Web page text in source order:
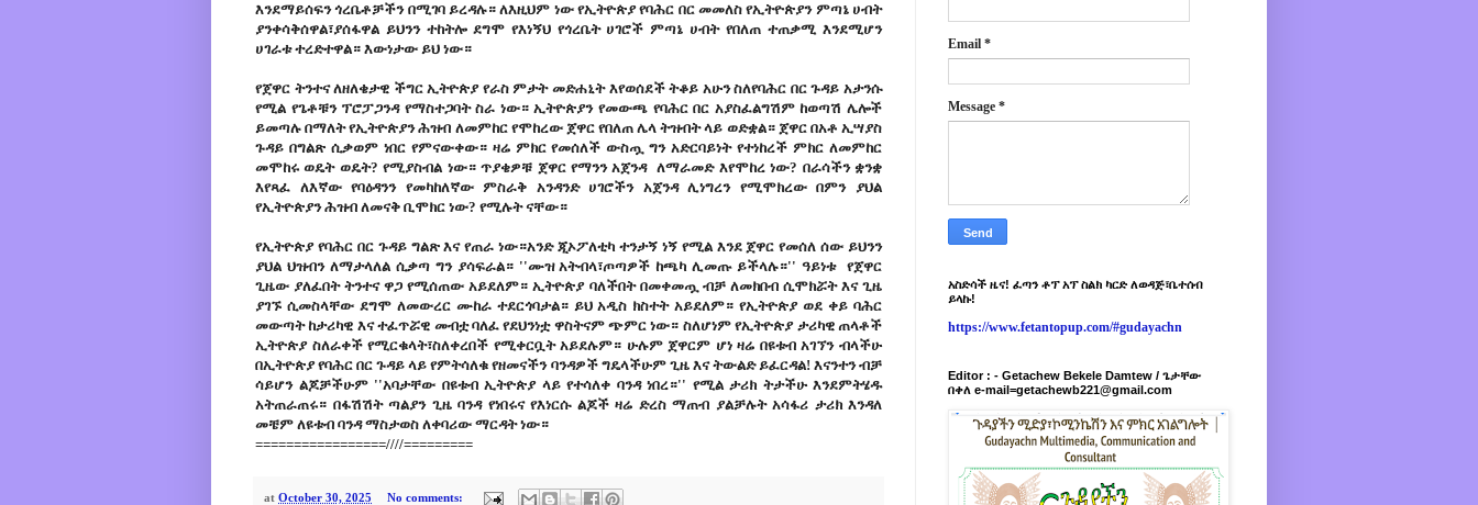
እንደማይሰፍን ጎረቤቶቻችን በሚገባ ይረዳሉ። ለእዚህም ነው የኢትዮጵያ የባሕር በር መመለስ የኢትዮጵያን ምጣኔ ሀብት
ያንቀሳቅሰዋል፣ያሰፋዋል ይህንን ተከትሎ ደግሞ የእነኝህ የጎረቤት ሀገሮች ምጣኔ ሀብት የበለጠ ተጠቃሚ እንደሚሆን
ሀገራቱ ተረድተዋል። እውነታው ይህ ነው።
የጀዋር ትንተና ለዘለቄታዊ ችግር ኢትዮጵያ የራስ ምታት መድሐኒት እየወሰደች ትቆይ አሁን ስለየባሕር በር ጉዳይ አታንሱ
የሚል የጌቶቹን ፕሮፓጋንዳ የማስተጋባት ስራ ነው። ኢትዮጵያን የመውጫ የባሕር በር አያስፈልግሽም ከወጣሽ ሌሎች
ይመጣሉ በማለት የኢትዮጵያን ሕዝብ ለመምከር የሞከረው ጀዋር የበለጠ ሌላ ትዝብት ላይ ወድቋል። ጀዋር በአቶ ኢሣያስ
ጉዳይ በግልጽ ሲቃወም ነበር የምናውቀው። ዛሬ ምክር የመሰለች ውስጧ ግን አድርባይነት የተነከረች ምክር ለመምከር
መሞከሩ ወዴት ወዴት? የሚያስብል ነው። ጥያቄዎቹ ጀዋር የማንን አጀንዳ ለማራመድ እየሞከረ ነው? በራሳችን ቋንቋ
እየጻፈ ለእኛው የባዕዳንን የመካከለኛው ምስራቅ አንዳንድ ሀገሮችን አጀንዳ ሊነግረን የሚሞክረው በምን ያህል
የኢትዮጵያን ሕዝብ ለመናቅ ቢሞክር ነው? የሚሉት ናቸው።
የኢትዮጵያ የባሕር በር ጉዳይ ግልጽ እና የጠራ ነው።አንድ ጂኦፖለቲካ ተንታኝ ነኝ የሚል እንደ ጀዋር የመሰለ ሰው ይህንን
ያህል ህዝብን ለማታላለል ሲቃጣ ግን ያሳፍራል። ''ሙዝ አትብላ፣ጦጣዎች ከጫካ ሊመጡ ይችላሉ።'' ዓይነቱ የጀዋር
ጊዜው ያለፈበት ትንተና ዋጋ የሚሰጠው አይደለም። ኢትዮጵያ ባለችበት በመቀመጧ ብቻ ለመክበብ ሲሞክሯት እና ጊዜ
ያገኙ ሲመስላቸው ደግሞ ለመውረር ሙከራ ተደርጎባታል። ይህ አዲስ ክስተት አይደለም። የኢትዮጵያ ወደ ቀይ ባሕር
መውጣት ከታሪካዊ እና ተፈጥሯዊ መብቷ ባለፈ የደህንነቷ ዋስትናም ጭምር ነው። ስለሆነም የኢትዮጵያ ታሪካዊ ጠላቶች
ኢትዮጵያ ስለራቀች የሚርቁላት፣ስለቀረበች የሚቀርቧት አይደሉም። ሁሉም ጀዋርም ሆነ ዛሬ በዩቱብ አገኘን ብላችሁ
በኢትዮጵያ የባሕር በር ጉዳይ ላይ የምትሳለቁ የዘመናችን ባንዳዎች ግዴላችሁም ጊዜ እና ትውልድ ይፈርዳል! እናንተን ብቻ
ሳይሆን ልጆቻችሁም ''አባታቸው በዩቱብ ኢትዮጵያ ላይ የተሳለቀ ባንዳ ነበረ።'' የሚል ታሪክ ትታችሁ እንደምትሄዱ
አትጠራጠሩ። በፋሽሽት ጣልያን ጊዜ ባንዳ የነበሩና የእነርሱ ልጆች ዛሬ ድረስ ማጠብ ያልቻሉት አሳፋሪ ታሪክ እንዳለ
መቼም ለዩቱብ ባንዳ ማስታወስ ለቀባሪው ማርዳት ነው።
=================////=========
at October 30, 2025 No comments:
Email *
Message *
አስድሳች ዜና! ፈጣን ቶፕ አፕ ስልክ ካርድ ለወዳጅ፣ቤተሰብ
ይላኩ!
https://www.fetantopup.com/#gudayachn
Editor : - Getachew Bekele Damtew / ጌታቸው
በቀለ e-mail=getachewb221@gmail.com